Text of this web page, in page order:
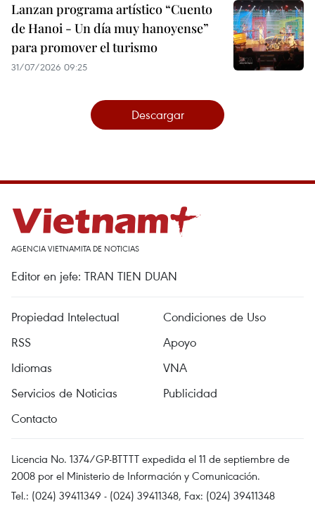
Lanzan programa artístico “Cuento
de Hanoi - Un día muy hanoyense”
para promover el turismo
31/07/2026 09:25
Descargar
AGENCIA VIETNAMITA DE NOTICIAS
Editor en jefe: TRAN TIEN DUAN
Propiedad Intelectual
Condiciones de Uso
RSS
Apoyo
Idiomas
VNA
Servicios de Noticias
Publicidad
Contacto
Licencia No. 1374/GP-BTTTT expedida el 11 de septiembre de
2008 por el Ministerio de Información y Comunicación.
Tel.: (024) 39411349 - (024) 39411348, Fax: (024) 39411348